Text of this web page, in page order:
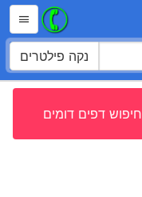
נקה פילטרים
חיפוש דפים דומים